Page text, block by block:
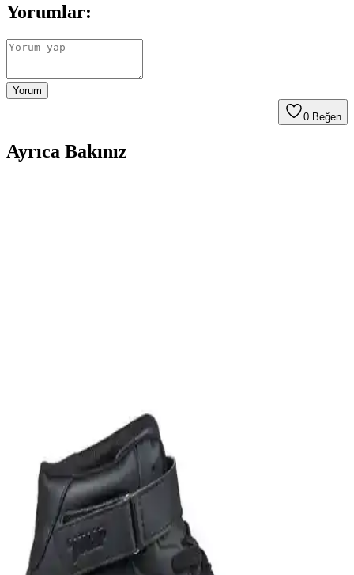
Yorumlar:
Yorum
0 Beğen
Ayrıca Bakınız
Nike Blazer Erkek Spor Ayakkabıları: Dayanıklı,
Şık ve Çok Yönlü Tasarımlar
Nike Blazer erkek spor ayakkabıları, dayanıklı malzeme ve şık
tasarımıyla günlük ve spor kullanıma uygun, geniş model ve renk
seçenekleriyle tarzınızı tamamlar.
Siyah Keten Erkek Gömlekleri ile Şıklık ve Rahatlığı
Bir Arada Yakalayın